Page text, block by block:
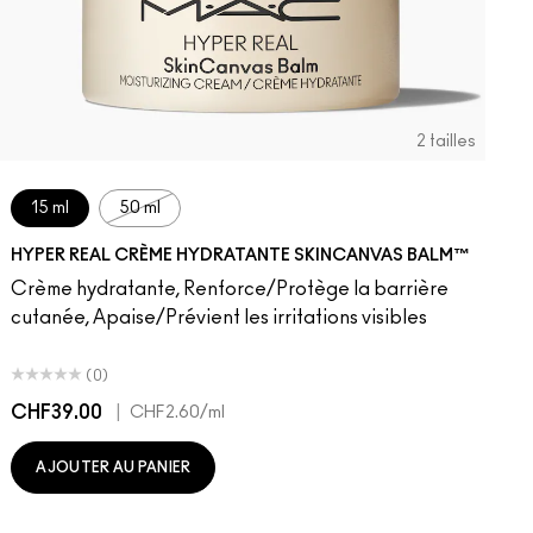
2 tailles
15 ml 50 ml
HYPER REAL CRÈME HYDRATANTE SKINCANVAS BALM™
Crème hydratante, Renforce/Protège la barrière
cutanée, Apaise/Prévient les irritations visibles
(0)
CHF39.00 CHF2.60/ml
AJOUTER AU PANIER